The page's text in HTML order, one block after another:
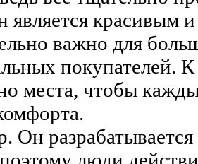
является красивым
важно для
покупателей.
места, чтобы
Он